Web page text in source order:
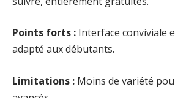
Points forts : Interface conviviale
adapté aux débutants.
Limitations : Moins de variété